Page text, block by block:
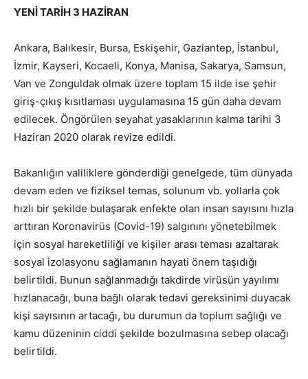
YENİ TARİH 3 HAZİRAN
Ankara, Balıkesir, Bursa, Eskişehir, Gaziantep, İstanbul,
İzmir, Kayseri, Kocaeli, Konya, Manisa, Sakarya, Samsun,
Van ve Zonguldak olmak üzere toplam 15 ilde ise şehir
giriş-çıkış kısıtlaması uygulamasına 15 gün daha devam
edilecek. Öngörülen seyahat yasaklarının kalma tarihi 3
Haziran 2020 olarak revize edildi.
Bakanlığın valiliklere gönderdiği genelgede, tüm dünyada
devam eden ve fiziksel temas, solunum vb. yollarla çok
hızlı bir şekilde bulaşarak enfekte olan insan sayısını hızla
arttıran Koronavirüs (Covid-19) salgınını yönetebilmek
için sosyal hareketliliği ve kişiler arası teması azaltarak
sosyal izolasyonu sağlamanın hayati önem taşıdığı
belirtildi. Bunun sağlanmadığı takdirde virüsün yayılımı
hızlanacağı, buna bağlı olarak tedavi gereksinimi duyacak
kişi sayısının artacağı, bu durumun da toplum sağlığı ve
kamu düzeninin ciddi şekilde bozulmasına sebep olacağı
belirtildi.